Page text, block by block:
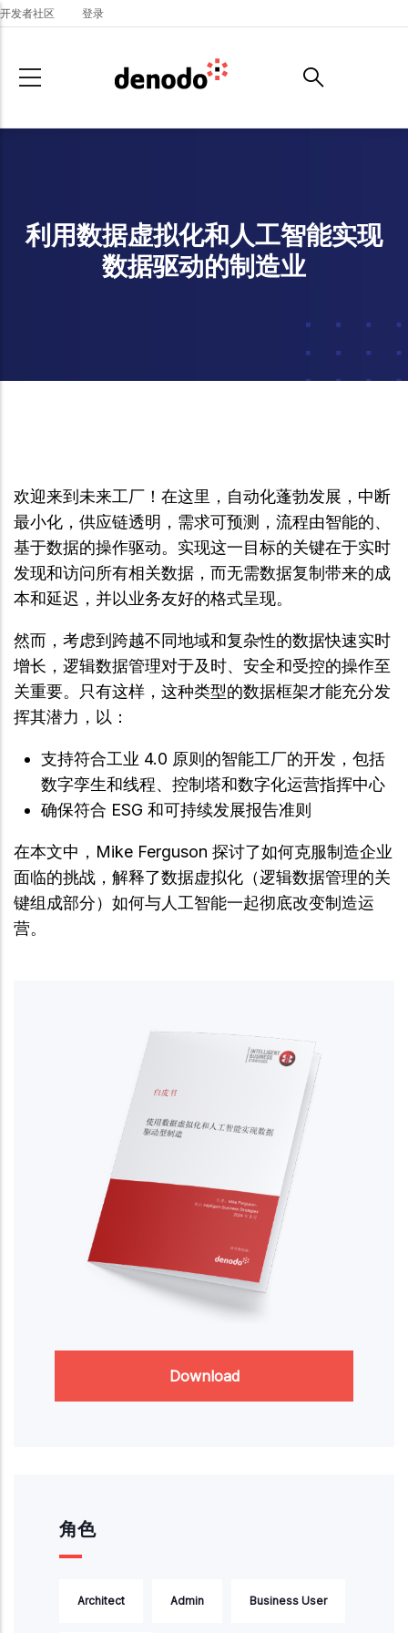
Skip to main content
开发者社区 登录
利用数据虚拟化和人工智能实现
数据驱动的制造业
欢迎来到未来工厂！在这里，自动化蓬勃发展，中断
最小化，供应链透明，需求可预测，流程由智能的、
基于数据的操作驱动。实现这一目标的关键在于实时
发现和访问所有相关数据，而无需数据复制带来的成
本和延迟，并以业务友好的格式呈现。
然而，考虑到跨越不同地域和复杂性的数据快速实时
增长，逻辑数据管理对于及时、安全和受控的操作至
关重要。只有这样，这种类型的数据框架才能充分发
挥其潜力，以：
支持符合工业 4.0 原则的智能工厂的开发，包括
数字孪生和线程、控制塔和数字化运营指挥中心
确保符合 ESG 和可持续发展报告准则
在本文中，Mike Ferguson 探讨了如何克服制造企业
面临的挑战，解释了数据虚拟化（逻辑数据管理的关
键组成部分）如何与人工智能一起彻底改变制造运
营。
Download
角色
Architect Admin Business User